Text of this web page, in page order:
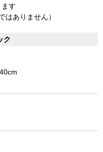
す
はありません）
ク